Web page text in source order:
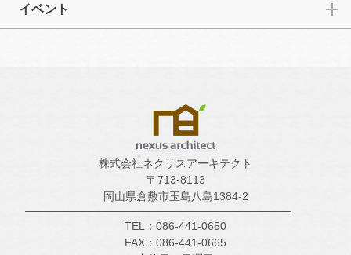
イベント
株式会社ネクサスアーキテクト
〒713-8113
岡山県倉敷市玉島八島1384-2
TEL：086-441-0650
FAX：086-441-0665